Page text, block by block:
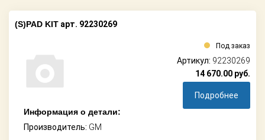
(S)PAD KIT арт. 92230269
Информация о детали:
Производитель: GM
Под заказ
Артикул: 92230269
14 670.00 руб.
Подробнее